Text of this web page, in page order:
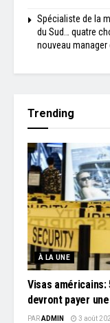
Spécialiste de la
du Sud… quatre
nouveau manager
Trending
À LA UNE
Visas américains:
devront payer
PARADMIN 3 août